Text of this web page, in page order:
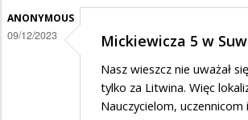
ANONYMOUS
09/12/2023 Mickiewicza 5 w
Nasz wieszcz nie uważał
tylko za Litwina. Więc
Nauczycielom, uczennicom